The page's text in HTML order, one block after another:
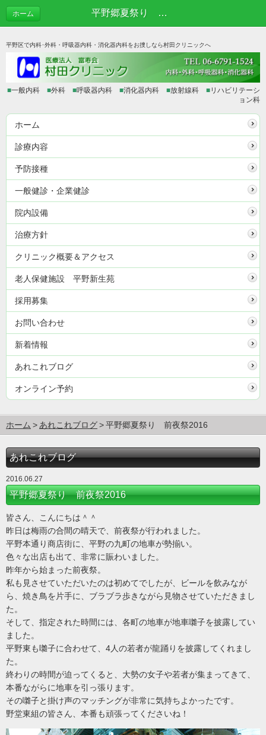
平野郷夏祭り 前夜祭2016 | あれこれブログ
ホーム
平野区で内科･外科・呼吸器内科・消化器内科をお捜しなら村田クリニックへ
■一般内科 ■外科 ■呼吸器内科 ■消化器内科 ■放射線科 ■リハビリテーシ
ョン科
ホーム
診療内容
予防接種
一般健診・企業健診
院内設備
治療方針
クリニック概要＆アクセス
老人保健施設 平野新生苑
採用募集
お問い合わせ
新着情報
あれこれブログ
オンライン予約
ホーム あれこれブログ 平野郷夏祭り 前夜祭2016
あれこれブログ
2016.06.27
平野郷夏祭り 前夜祭2016
皆さん、こんにちは＾＾
昨日は梅雨の合間の晴天で、前夜祭が行われました。
平野本通り商店街に、平野の九町の地車が勢揃い。
色々な出店も出て、非常に賑わいました。
昨年から始まった前夜祭。
私も見させていただいたのは初めてでしたが、ビールを飲みなが
ら、焼き鳥を片手に、ブラブラ歩きながら見物させていただきまし
た。
そして、指定された時間には、各町の地車が地車囃子を披露してい
ました。
平野東も囃子に合わせて、4人の若者が龍踊りを披露してくれまし
た。
終わりの時間が迫ってくると、大勢の女子や若者が集まってきて、
本番ながらに地車を引っ張ります。
その囃子と掛け声のマッチングが非常に気持ちよかったです。
野堂東組の皆さん、本番も頑張ってくださいね！